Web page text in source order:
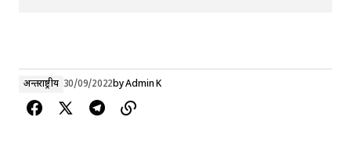
अन्तर्राष्ट्रीय 30/09/2022byAdmin K